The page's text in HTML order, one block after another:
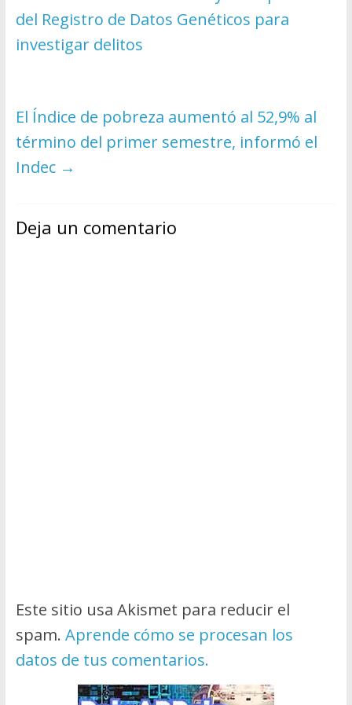
del Registro de Datos Genéticos para
investigar delitos
El Índice de pobreza aumentó al 52,9% al
término del primer semestre, informó el
Indec →
Deja un comentario
Este sitio usa Akismet para reducir el
spam. Aprende cómo se procesan los
datos de tus comentarios.